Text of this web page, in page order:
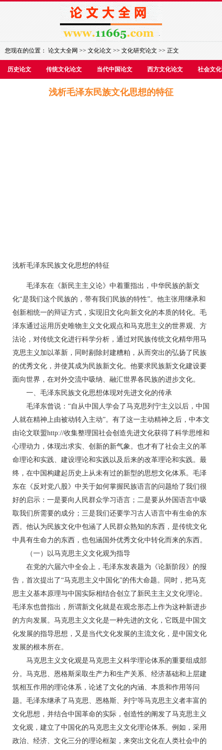
您现在的位置：论文大全网>>文化论文>>文化研究论文>> 正文
历史论文 传统文化论文 当代中国论文 西方文化论文 社会文
浅析毛泽东民族文化思想的特征
浅析毛泽东民族文化思想的特征
毛泽东在《新民主主义论》中着重指出，中华民族的新文
化“是我们这个民族的，带有我们民族的特性”。他主张用继承和
创新相统一的辩证方式，实现旧文化向新文化的本质的转化。毛
泽东通过运用历史唯物主义文化观点和马克思主义的世界观、方
法论，对传统文化进行科学分析，通过对民族传统文化精华用马
克思主义加以革新，同时剔除封建糟粕，从而突出的弘扬了民族
的优秀文化，并使其成为民族新文化。他要求民族新文化建设要
面向世界，在对外交流中吸纳、融汇世界各民族的进步文化。
一、毛泽东民族文化思想体现对先进文化的传承
毛泽东曾说：“自从中国人学会了马克思列宁主义以后，中国
人就在精神上由被动转入主动”。有了这一主动精神之后，中本文
由论文联盟http://收集整理国社会创造先进文化获得了科学思维和
心理动力，体现出求实、创新的新气象。也才有了社会主义的革
命理论和实践、建设理论和实践以及后来的改革理论和实践。最
终，在中国构建起历史上从未有过的新型的思想文化体系。毛泽
东在《反对党八股》中关于如何掌握民族语言的问题给了我们很
好的启示：一是要向人民群众学习语言；二是要从外国语言中吸
取我们所需要的成分；三是我们还要学习古人语言中有生命的东
西。他认为民族文化中包涵了人民群众熟知的东西，是传统文化
中具有生命力的东西，也包涵国外优秀文化中转化而来的东西。
（一）以马克思主义文化观为指导
在党的六届六中全会上，毛泽东发表题为《论新阶段》的报
告，首次提出了“马克思主义中国化”的伟大命题。同时，把马克
思主义基本原理与中国实际相结合创立了新民主主义文化理论。
毛泽东也曾指出，所谓新文化就是在观念形态上作为这种新进步
的方向发展。马克思主义文化是一种先进的文化，它既是中国文
化发展的指导思想，又是当代文化发展的主流文化，是中国文化
发展的根本所在。
马克思主义文化观是马克思主义科学理论体系的重要组成部
分。马克思、恩格斯采取生产力和生产关系、经济基础和上层建
筑相互作用的理论体系，论述了文化的内涵、本质和作用等问
题。毛泽东继承了马克思、恩格斯、列宁等马克思主义者丰富的
文化思想，并结合中国革命的实际，创造性的阐发了马克思主义
文化观，建立了中国化的马克思主义文化理论体系。例如，采用
政治、经济、文化三分的理论框架，来突出文化在人类社会中的